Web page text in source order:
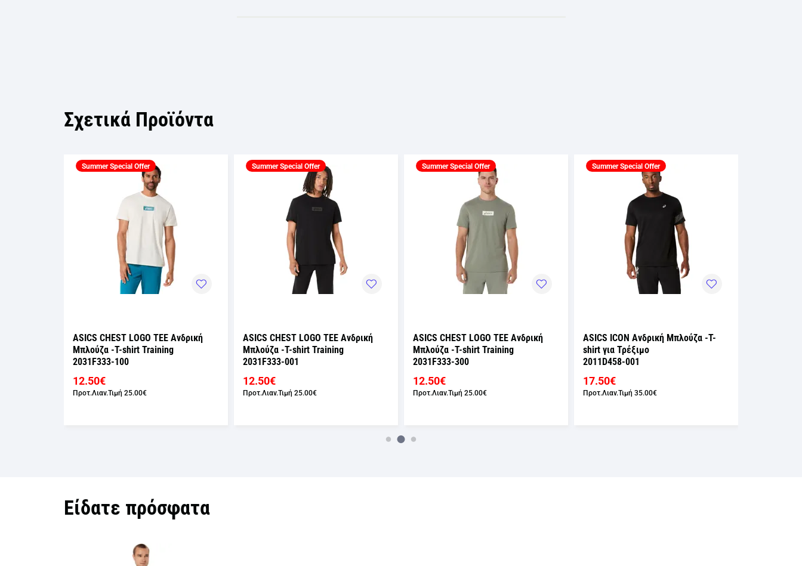
Σχετικά Προϊόντα
Summer Special Offer
ASICS CHEST LOGO TEE Ανδρική
Μπλούζα -T-shirt Training
2031F333-100
12.50€
Προτ.Λιαν.Τιμή 25.00€
Summer Special Offer
ASICS CHEST LOGO TEE Ανδρική
Μπλούζα -T-shirt Training
2031F333-001
12.50€
Προτ.Λιαν.Τιμή 25.00€
Summer Special Offer
ASICS CHEST LOGO TEE Ανδρική
Μπλούζα -T-shirt Training
2031F333-300
12.50€
Προτ.Λιαν.Τιμή 25.00€
Summer Special Offer
ASICS ICON Ανδρική Μπλούζα -T-
shirt για Τρέξιμο
2011D458-001
17.50€
Προτ.Λιαν.Τιμή 35.00€
Είδατε πρόσφατα